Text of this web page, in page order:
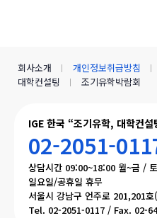
IGE 한국 “조기유학, 대학컨
02-2051-
상담시간 09:00~18:00 월~금 /
일요일/공휴일 휴무
서울시 강남구 언주로 201,201
Tel. 02-2051-0117 / Fax. 02-
회사소개 개인정보취급방침
대학컨설팅
조기유학박람회